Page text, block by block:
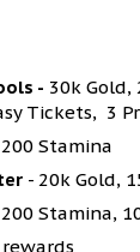
- 30k Gold,
Tickets, 3
200 Stamina
- 20k Gold,
200 Stamina,
rewards